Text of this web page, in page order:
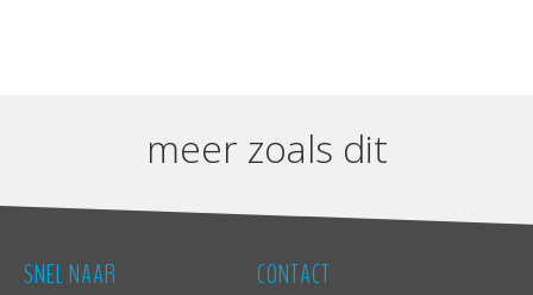
meer zoals dit
SNEL NAAR CONTACT